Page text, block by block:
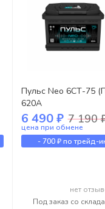
Пульс Neo 6СТ-75
620А
6 490 ₽ 7 190
цена при обмене
-700 ₽по трейд-
нет
Под заказ со склада